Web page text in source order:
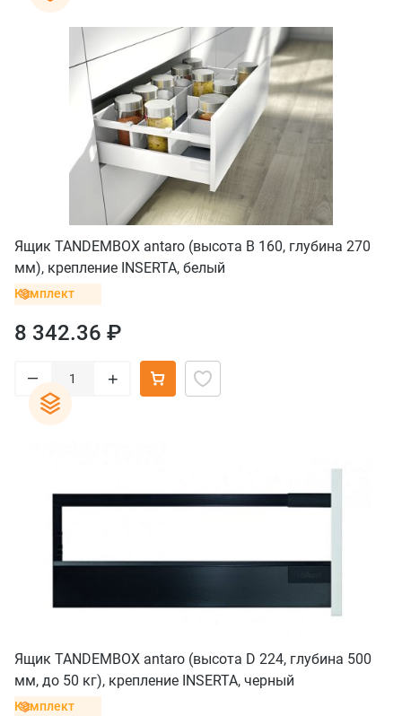
Ящик TANDEMBOX antaro (высота B 160, глубина 270
мм), крепление INSERTA, белый
Комплект
8 342.36 ₽
– +
Ящик TANDEMBOX antaro (высота D 224, глубина 500
мм, до 50 кг), крепление INSERTA, черный
Комплект